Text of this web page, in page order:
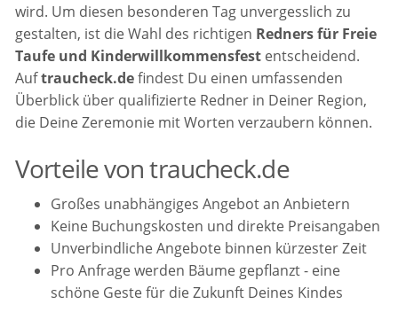
wird. Um diesen besonderen Tag unvergesslich zu
gestalten, ist die Wahl des richtigen Redners für Freie
Taufe und Kinderwillkommensfest entscheidend.
Auftraucheck.defindest Du einen umfassenden
Überblick über qualifizierte Redner in Deiner Region,
die Deine Zeremonie mit Worten verzaubern können.
Vorteile von traucheck.de
Großes unabhängiges Angebot an Anbietern
Keine Buchungskosten und direkte Preisangaben
Unverbindliche Angebote binnen kürzester Zeit
Pro Anfrage werden Bäume gepflanzt - eine
schöne Geste für die Zukunft Deines Kindes